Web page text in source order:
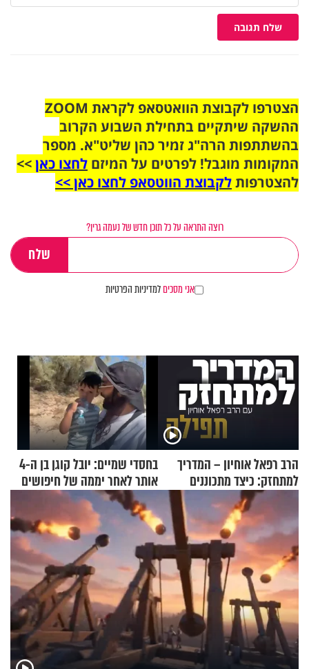
שלח תגובה
הצטרפו לקבוצת הוואטסאפ לקראת ZOOM
ההשקה שיתקיים בתחילת השבוע הקרוב
בהשתתפות הרה"ג זמיר כהן שליט"א. מספר
המקומות מוגבל! לפרטים על המיזם לחצו כאן>>
להצטרפותלקבוצת הווטסאפ לחצו כאן >>
רוצה התראה על כל תוכן חדש של נעמה גרין?
אני מסכיםלמדיניות הפרטיות
הרב רפאל אוחיון – המדריך
למתחזק: כיצד מתכוננים
לתפילה?
בחסדי שמיים: יובל קוגן בן ה-4
אותר לאחר יממה של חיפושים